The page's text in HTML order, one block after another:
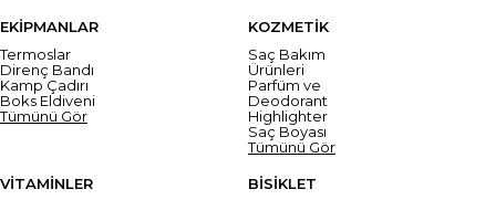
EKİPMANLAR
Termoslar
Direnç Bandı
Kamp Çadırı
Boks Eldiveni
Tümünü Gör
KOZMETİK
Saç Bakım
Ürünleri
Parfüm ve
Deodorant
Highlighter
Saç Boyası
Tümünü Gör
VİTAMİNLER
BİSİKLET